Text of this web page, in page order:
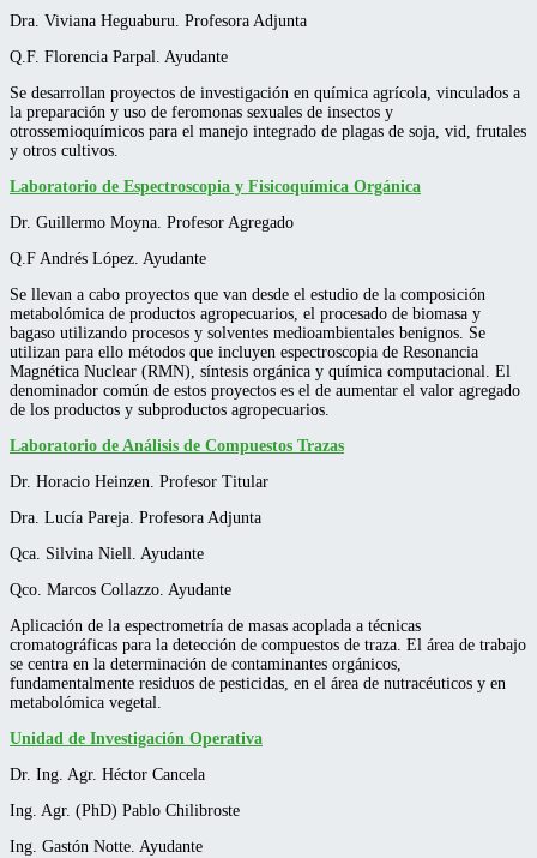
Dra. Viviana Heguaburu. Profesora Adjunta
Q.F. Florencia Parpal. Ayudante
Se desarrollan proyectos de investigación en química agrícola, vinculados a
la preparación y uso de feromonas sexuales de insectos y
otrossemioquímicos para el manejo integrado de plagas de soja, vid, frutales
y otros cultivos.
Laboratorio de Espectroscopia y Fisicoquímica Orgánica
Dr. Guillermo Moyna. Profesor Agregado
Q.F Andrés López. Ayudante
Se llevan a cabo proyectos que van desde el estudio de la composición
metabolómica de productos agropecuarios, el procesado de biomasa y
bagaso utilizando procesos y solventes medioambientales benignos. Se
utilizan para ello métodos que incluyen espectroscopia de Resonancia
Magnética Nuclear (RMN), síntesis orgánica y química computacional. El
denominador común de estos proyectos es el de aumentar el valor agregado
de los productos y subproductos agropecuarios.
Laboratorio de Análisis de Compuestos Trazas
Dr. Horacio Heinzen. Profesor Titular
Dra. Lucía Pareja. Profesora Adjunta
Qca. Silvina Niell. Ayudante
Qco. Marcos Collazzo. Ayudante
Aplicación de la espectrometría de masas acoplada a técnicas
cromatográficas para la detección de compuestos de traza. El área de trabajo
se centra en la determinación de contaminantes orgánicos,
fundamentalmente residuos de pesticidas, en el área de nutracéuticos y en
metabolómica vegetal.
Unidad de Investigación Operativa
Dr. Ing. Agr. Héctor Cancela
Ing. Agr. (PhD) Pablo Chilibroste
Ing. Gastón Notte. Ayudante